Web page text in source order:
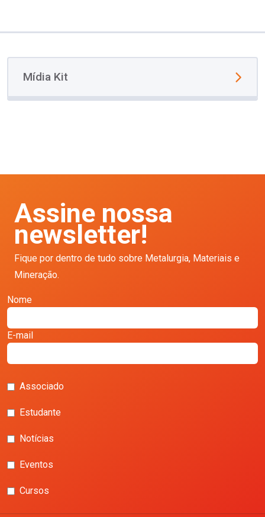
Mídia Kit
Assine nossa
newsletter!
Fique por dentro de tudo sobre Metalurgia, Materiais e
Mineração.
Nome
E-mail
Associado
Estudante
Notícias
Eventos
Cursos